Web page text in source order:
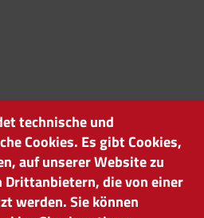
technische und
Cookies. Es gibt Cookies,
auf unserer Website zu
Drittanbietern, die von einer
werden. Sie können